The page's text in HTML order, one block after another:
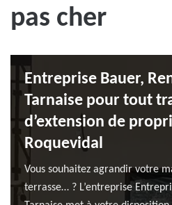
pas cher
Entreprise Bauer,
Tarnaise pour tout
d’extension de
Roquevidal
Vous souhaitez agrandir votre
terrasse… ? L’entreprise